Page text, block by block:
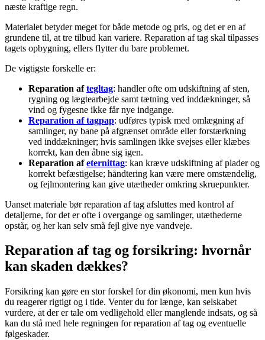
næste kraftige regn.
Materialet betyder meget for både metode og pris, og det er en af
grundene til, at tre tilbud kan variere. Reparation af tag skal tilpasses
tagets opbygning, ellers flytter du bare problemet.
De vigtigste forskelle er:
Reparation aftegltag: handler ofte om udskiftning af sten,
rygning og lægtearbejde samt tætning ved inddækninger, så
vind og fygesne ikke får nye indgange.
Reparation af tagpap: udføres typisk med omlægning af
samlinger, ny bane på afgrænset område eller forstærkning
ved inddækninger; hvis samlingen ikke svejses eller klæbes
korrekt, kan den åbne sig igen.
Reparation afeternittag: kan kræve udskiftning af plader og
korrekt befæstigelse; håndtering kan være mere omstændelig,
og fejlmontering kan give utætheder omkring skruepunkter.
Uanset materiale bør reparation af tag afsluttes med kontrol af
detaljerne, for det er ofte i overgange og samlinger, utæthederne
opstår, og her kan selv små fejl give nye vandveje.
Reparation af tag og forsikring: hvornår
kan skaden dækkes?
Forsikring kan gøre en stor forskel for din økonomi, men kun hvis
du reagerer rigtigt og i tide. Venter du for længe, kan selskabet
vurdere, at der er tale om vedligehold eller manglende indsats, og så
kan du stå med hele regningen for reparation af tag og eventuelle
følgeskader.